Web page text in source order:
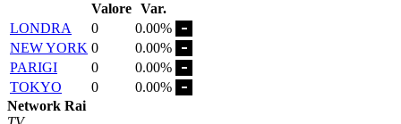
Valore Var.
LONDRA
0
0.00%
NEW YORK 0
0.00%
PARIGI
0
0.00%
TOKYO
0
0.00%
Network Rai